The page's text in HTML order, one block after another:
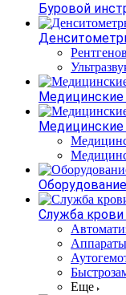
Буровой
Служба крови
Аппараты
Еще